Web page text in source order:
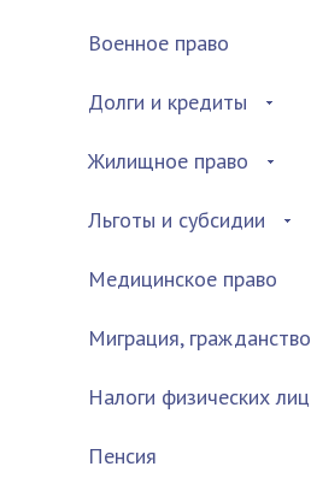
Военное право
Долги и кредиты
Жилищное право
Льготы и субсидии
Медицинское право
Миграция, гражданство
Налоги физических лиц
Пенсия